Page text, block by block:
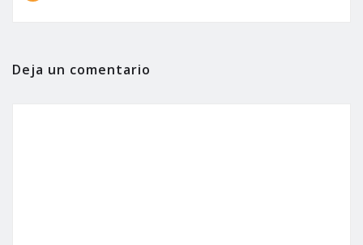
Deja un comentario